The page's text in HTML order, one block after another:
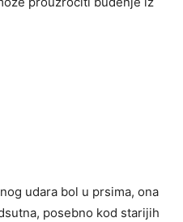
udara bol u prsima, ona
posebno kod starijih